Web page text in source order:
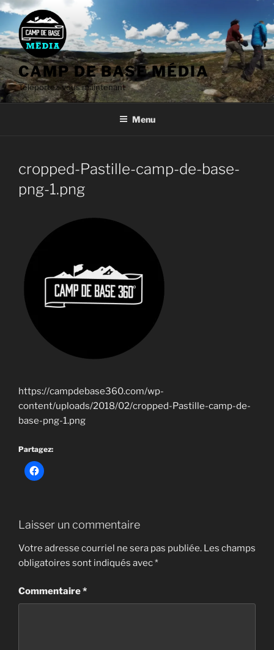
Aller
contenu
CAMP DE BASE MÉDIA
Téléportez-vous maintenant
Menu
cropped-Pastille-camp-de-base-
png-1.png
https://campdebase360.com/wp-
content/uploads/2018/02/cropped-Pastille-camp-de-
base-png-1.png
Partagez:
Laisser un commentaire
Votre adresse courriel ne sera pas publiée. Les champs
obligatoires sont indiqués avec*
Commentaire*